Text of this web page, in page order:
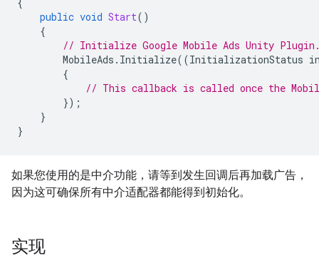
public void Start()
{
// Initialize Google Mobile Ads Unity Plugin
MobileAds . Initialize((InitializationStatus
{
// This callback is called once the
});
}
}
如果您使用的是中介功能，请等到发生回调后再加载广告，
因为这可确保所有中介适配器都能得到初始化。
实现